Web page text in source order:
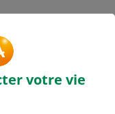
Haute-Garonne (31)
votre vie